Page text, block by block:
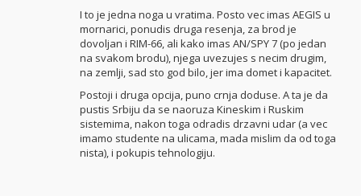
I to je jedna noga u vratima. Posto vec imas AEGIS u
mornarici, ponudis druga resenja, za brod je
dovoljan i RIM-66, ali kako imas AN/SPY 7 (po jedan
na svakom brodu), njega uvezujes s necim drugim,
na zemlji, sad sto god bilo, jer ima domet i kapacitet.
Postoji i druga opcija, puno crnja doduse. A ta je da
pustis Srbiju da se naoruza Kineskim i Ruskim
sistemima, nakon toga odradis drzavni udar (a vec
imamo studente na ulicama, mada mislim da od toga
nista), i pokupis tehnologiju.